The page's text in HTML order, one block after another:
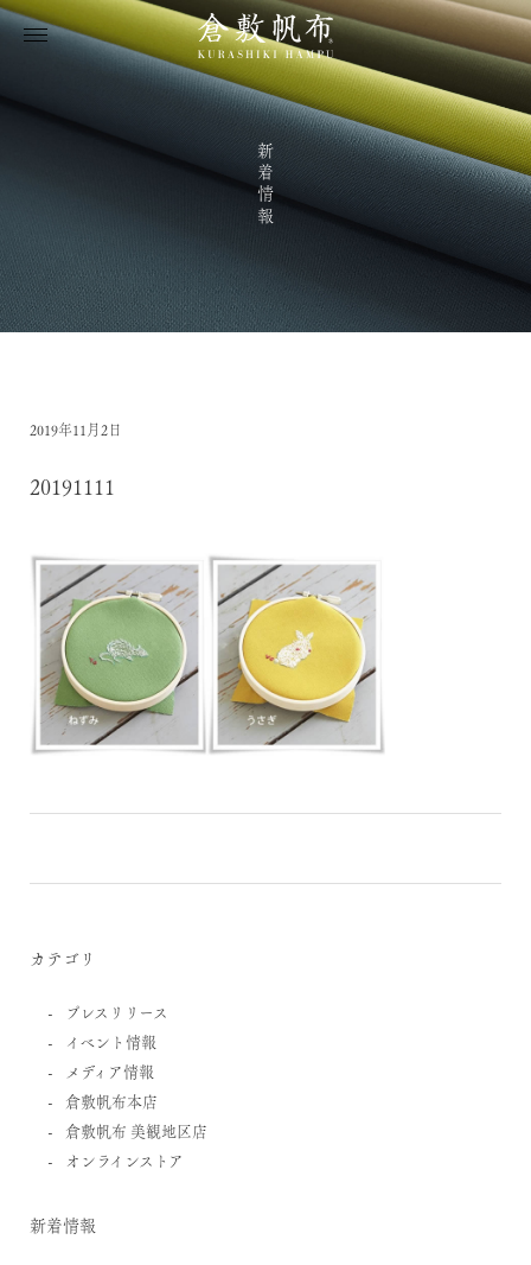
新着情報
2019年11月2日
20191111
カテゴリ
プレスリリース
イベント情報
メディア情報
倉敷帆布本店
倉敷帆布 美観地区店
オンラインストア
新着情報